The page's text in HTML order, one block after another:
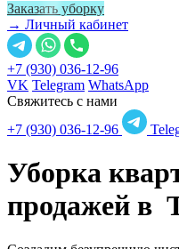
Заказать уборку
→ Личный кабинет
+7 (930) 036-12-96
VK Telegram WhatsApp
Свяжитесь с нами
+7 (930) 036-12-96
Уборка
продажей в